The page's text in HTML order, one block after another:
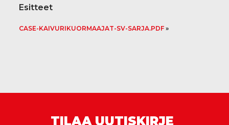
Esitteet
CASE-KAIVURIKUORMAAJAT-SV-SARJA.PDF
TILAA UUTISKIRJE